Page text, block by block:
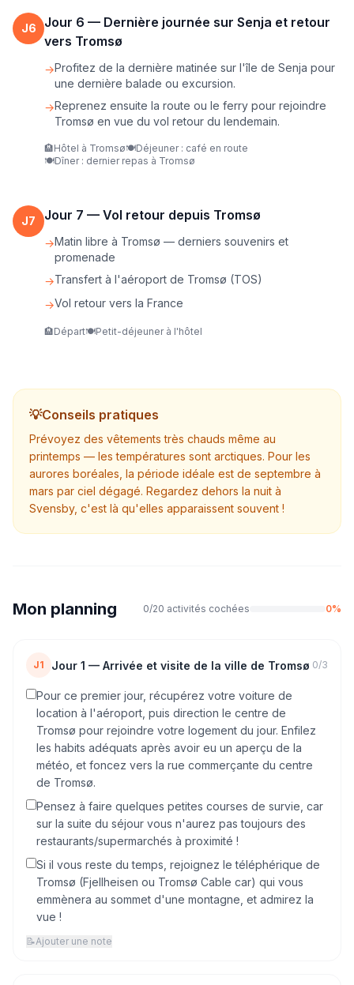
J6 Jour 6 — Dernière journée sur Senja et retour
vers Tromsø
→Profitez de la dernière matinée sur l'île de Senja pour
une dernière balade ou excursion.
→Reprenez ensuite la route ou le ferry pour rejoindre
Tromsø en vue du vol retour du lendemain.
🏨Hôtel à Tromsø🍽️Déjeuner : café en route
🍽️Dîner : dernier repas à Tromsø
J7 Jour 7 — Vol retour depuis Tromsø
→Matin libre à Tromsø — derniers souvenirs et
promenade
→Transfert à l'aéroport de Tromsø (TOS)
→Vol retour vers la France
🏨Départ🍽️Petit-déjeuner à l'hôtel
💡Conseils pratiques
Prévoyez des vêtements très chauds même au
printemps — les températures sont arctiques. Pour les
aurores boréales, la période idéale est de septembre à
mars par ciel dégagé. Regardez dehors la nuit à
Svensby, c'est là qu'elles apparaissent souvent !
Mon planning 0/20 activités cochées 0%
J1 Jour 1 — Arrivée et visite de la ville de Tromsø 0/3
Pour ce premier jour, récupérez votre voiture de
location à l'aéroport, puis direction le centre de
Tromsø pour rejoindre votre logement du jour. Enfilez
les habits adéquats après avoir eu un aperçu de la
météo, et foncez vers la rue commerçante du centre
de Tromsø.
Pensez à faire quelques petites courses de survie, car
sur la suite du séjour vous n'aurez pas toujours des
restaurants/supermarchés à proximité !
Si il vous reste du temps, rejoignez le téléphérique de
Tromsø (Fjellheisen ou Tromsø Cable car) qui vous
emmènera au sommet d'une montagne, et admirez la
vue !
📝Ajouter une note